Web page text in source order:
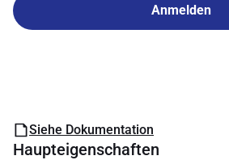
Anmelden
Siehe Dokumentation
Haupteigenschaften